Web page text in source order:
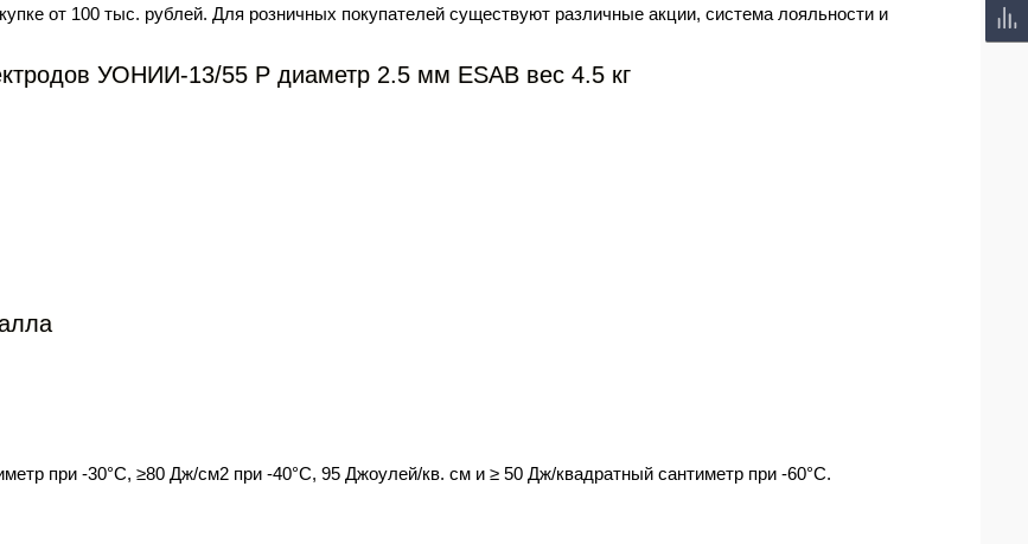
от 100 тыс. рублей. Для розничных покупателей существуют различные акции, система лояльности и
УОНИИ-13/55 Р диаметр 2.5 мм ESAB вес 4.5 кг
при -30°С, ≥80 Дж/см2 при -40°С, 95 Джоулей/кв. см и ≥ 50 Дж/квадратный сантиметр при -60°С.